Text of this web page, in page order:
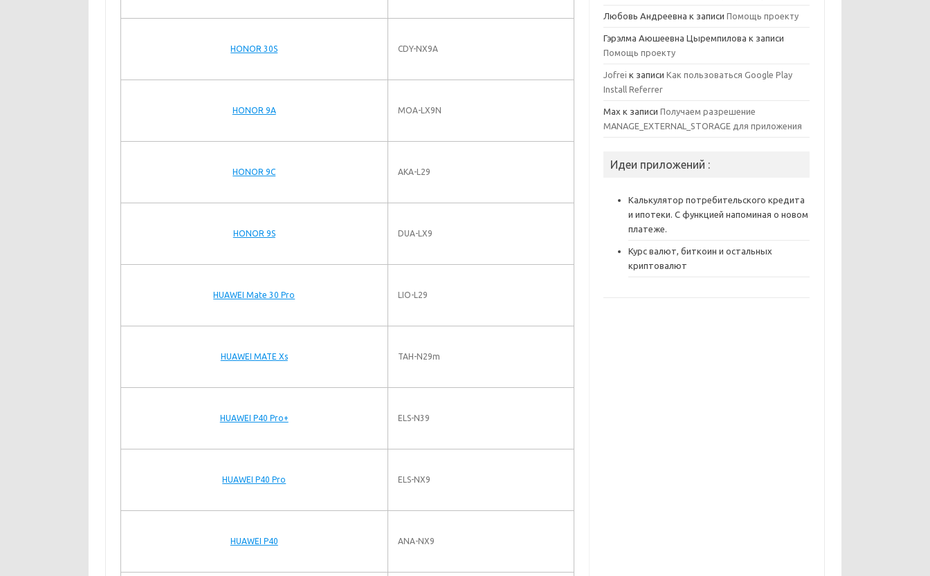
HONOR 30S CDY-NX9A
HONOR 9A MOA-LX9N
HONOR 9C AKA-L29
HONOR 9S DUA-LX9
HUAWEI Mate 30 Pro LIO-L29
HUAWEI MATE Xs TAH-N29m
HUAWEI P40 Pro+ ELS-N39
HUAWEI P40 Pro ELS-NX9
HUAWEI P40 ANA-NX9
Любовь Андреевна к записиПомощь проекту
Гэрэлма Аюшеевна Цыремпилова к записи
Помощь проекту
Jofrei к записиКак пользоваться Google Play
Install Referrer
Max к записиПолучаем разрешение
MANAGE_EXTERNAL_STORAGE для приложения
Идеи приложений :
Калькулятор потребительского кредита
и ипотеки. С функцией напоминая о новом
платеже.
Курс валют, биткоин и остальных
криптовалют